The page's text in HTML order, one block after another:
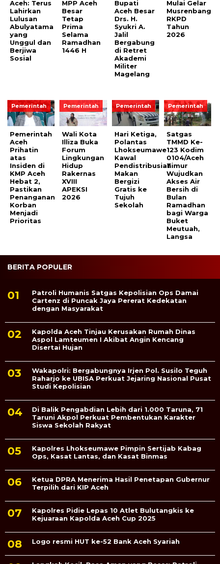
Aceh: Terus
Lahirkan
Lulusan
Abulyatama
yang
Unggul dan
Berjiwa
Sosial
MPP Aceh
Besar
Tetap
Prima
Selama
Ramadhan
1446 H
Bupati
Aceh Besar
Drs. H.
Syukri A.
Jalil
Bergabung
di Retret
Akademi
Militer
Magelang
Mulai Gelar
Musrenbang
RKPD
Tahun
2026
Pemerintah
‎Pemerintah
Aceh
Prihatin
atas
Insiden di
KMP Aceh
Hebat 2,
Pastikan
Penanganan
Korban
Menjadi
Prioritas
Pemerintah
Wali Kota
Illiza Buka
Forum
Lingkungan
Hidup
Rakernas
XVIII
APEKSI
2026
Pemerintah
Hari Ketiga,
Polantas
Lhokseumawe
Kawal
Pendistribusian
Makan
Bergizi
Gratis ke
Tujuh
Sekolah
Pemerintah
Satgas
TMMD Ke-
123 Kodim
0104/Aceh
Timur
Wujudkan
Akses Air
Bersih di
Bulan
Ramadhan
bagi Warga
Buket
Meutuah,
Langsa
BERITA POPULER
Patroli Humanis Satgas Kepolisian Ops Damai
Cartenz di Puncak Jaya Pererat Kedekatan
dengan Masyarakat
Kapolda Aceh Tinjau Kerusakan Rumah Dinas
Aspol Lamteumen I Akibat Angin Kencang
Disertai Hujan
Wakapolri: Bergabungnya Irjen Pol. Susilo Teguh
Raharjo ke UBISA Perkuat Jejaring Nasional Pusat
Studi Kepolisian
Di Balik Pengabdian Lebih dari 1.000 Taruna, 71
Taruni Akpol Perkuat Pembentukan Karakter
Siswa Sekolah Rakyat
Kapolres Lhokseumawe Pimpin Sertijab Kabag
Ops, Kasat Lantas, dan Kasat Binmas
Ketua DPRA Menerima Hasil Penetapan Gubernur
Terpilih dari KIP Aceh
Kapolres Pidie Lepas 10 Atlet Bulutangkis ke
Kejuaraan Kapolda Aceh Cup 2025
Logo resmi HUT ke-52 Bank Aceh Syariah